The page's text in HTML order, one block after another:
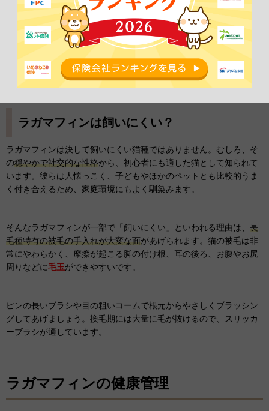
ることでリラックス度が増し、健康管理にもつながります。
さらに、ラガマフィンは遊び好きな猫なので、レーザーポインター
や宝探しゲームのようなバリエーション豊かな遊びに誘ってあげま
しょう。
ラガマフィンは飼いにくい？
ラガマフィンは決して飼いにくい猫種ではありません。むしろ、そ
の穏やかで社交的な性格から、初心者にも適した猫として知られて
います。彼らは人懐っこく、子どもやほかのペットとも比較的うま
く付き合えるため、家庭環境にもよく馴染みます。
そんなラガマフィンが一部で「飼いにくい」といわれる理由は、 長
毛種特有の被毛の手入れが大変な面があげられます。猫の被毛は非
常にやわらかく、摩擦が起こる脚の付け根、耳の後ろ、お腹やお尻
周りなどに毛玉ができやすいです。
ピンの長いブラシや目の粗いコームで根元からやさしくブラッシン
グしてあげましょう。換毛期には大量に毛が抜けるので、スリッカ
ーブラシが適しています。
ラガマフィンの健康管理